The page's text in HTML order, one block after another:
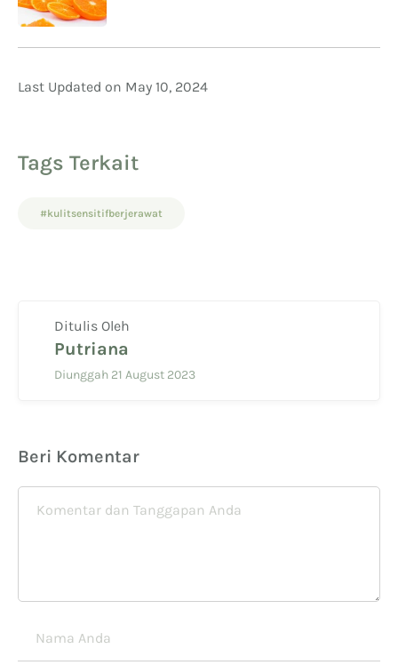
Last Updated on May 10, 2024
Tags Terkait
#kulitsensitifberjerawat
Ditulis Oleh
Putriana
Diunggah 21 August 2023
Beri Komentar